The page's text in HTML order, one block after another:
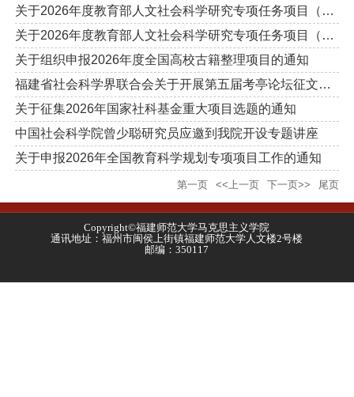
关于2026年度教育部人文社会科学研究专项任务项目（中国特色社会...
关于2026年度教育部人文社会科学研究专项任务项目（高校辅导员研...
关于组织申报2026年度全国高校古籍整理项目的通知
福建省社会科学界联合会关于开展第五届考亭论坛征文的通知
关于征集2026年国家社科基金重大项目选题的通知
中国社会科学院曾少聪研究员应邀到我院开设专题讲座
关于申报2026年全国教育科学规划专项项目工作的通知
第一页 <<上一页 下一页>> 尾页
Copyright©福建师范大学马克思主义学院
通讯地址：福州市闽侯上街镇福建师范大学人文楼2号楼
邮编：350117